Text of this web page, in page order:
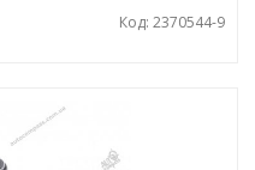
Код: 2370544-9